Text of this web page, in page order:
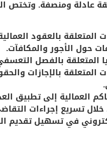
عادلة ومنصفة. وتختص
المتعلقة بالعقود
حول الأجور والمكافآت.
المتعلقة بالفصل
المتعلقة بالإجازات
العمالية إلى تطبيق
تسريع إجراءات
في تسهيل تقديم